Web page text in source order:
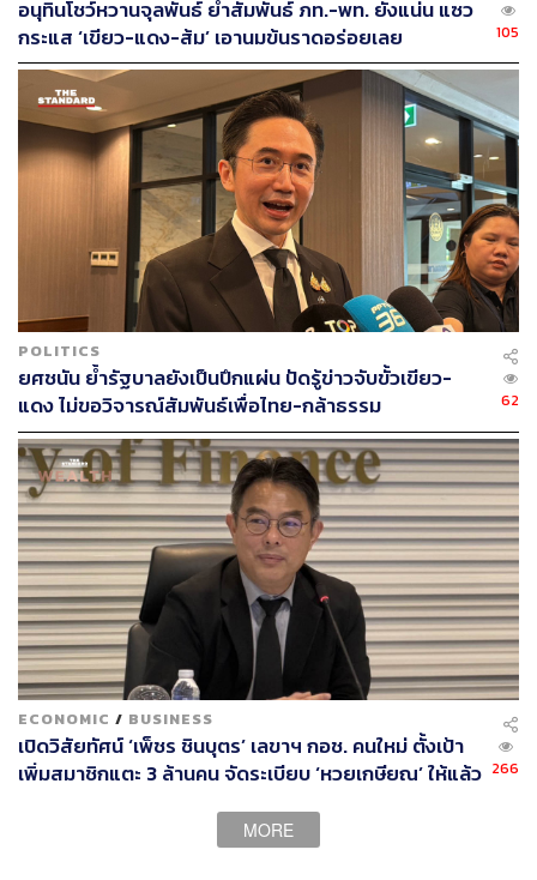
อนุทินโชว์หวานจุลพันธ์ ย้ำสัมพันธ์ ภท.-พท. ยังแน่น แซว
กระแส ‘เขียว-แดง-ส้ม’ เอานมข้นราดอร่อยเลย
105
POLITICS
ยศชนัน ย้ำรัฐบาลยังเป็นปึกแผ่น ปัดรู้ข่าวจับขั้วเขียว-
แดง ไม่ขอวิจารณ์สัมพันธ์เพื่อไทย-กล้าธรรม
62
ECONOMIC / BUSINESS
เปิดวิสัยทัศน์ ‘เพ็ชร ชินบุตร’ เลขาฯ กอช. คนใหม่ ตั้งเป้า
เพิ่มสมาชิกแตะ 3 ล้านคน จัดระเบียบ ‘หวยเกษียณ’ ให้แล้ว 266
MORE